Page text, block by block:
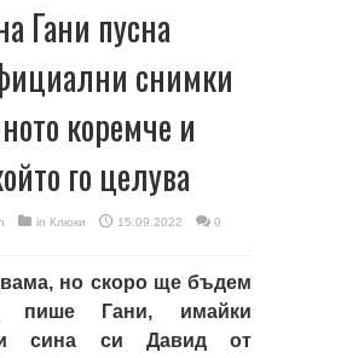
Гани пусна
снимки
коремче и
го целува
in Клюки 15.09.2022
0
но скоро ще бъдем
пише Гани, имайки
сина си Давид от